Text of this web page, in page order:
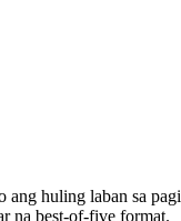
ang huling laban sa
na best-of-five format.